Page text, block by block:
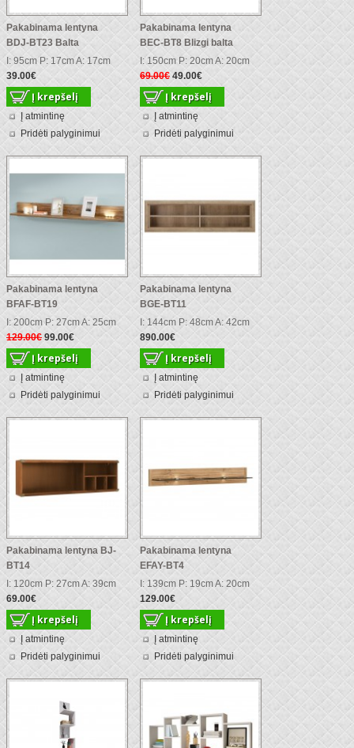
Pakabinama lentyna
BDJ-BT23 Balta
I: 95cm P: 17cm A: 17cm
39.00€
Į atmintinę
Pridėti palyginimui
Pakabinama lentyna
BEC-BT8 Blizgi balta
I: 150cm P: 20cm A: 20cm
69.00€ 49.00€
Į atmintinę
Pridėti palyginimui
Pakabinama lentyna
BFAF-BT19
I: 200cm P: 27cm A: 25cm
129.00€ 99.00€
Į atmintinę
Pridėti palyginimui
Pakabinama lentyna
BGE-BT11
I: 144cm P: 48cm A: 42cm
890.00€
Į atmintinę
Pridėti palyginimui
Pakabinama lentyna BJ-
BT14
I: 120cm P: 27cm A: 39cm
69.00€
Į atmintinę
Pridėti palyginimui
Pakabinama lentyna
EFAY-BT4
I: 139cm P: 19cm A: 20cm
129.00€
Į atmintinę
Pridėti palyginimui